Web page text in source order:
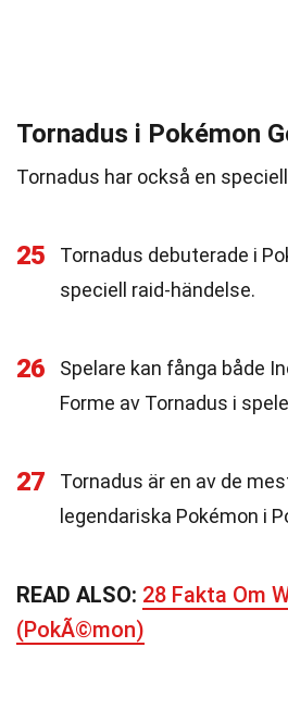
Tornadus i Pokémon
Tornadus har också en
25
Tornadus debuterade i
speciell raid-händelse.
26
Spelare kan fånga både
Forme av Tornadus i
27
Tornadus är en av de
legendariska Pokémon i
READ ALSO: 28 Fakta Om
(PokÃ©mon)